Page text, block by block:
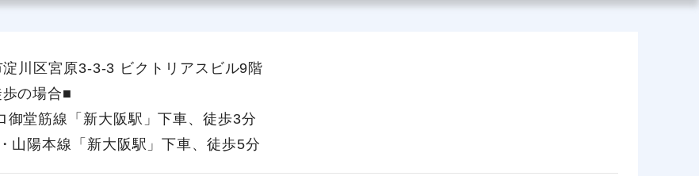
川区宮原3-3-3 ビクトリアスビル9階
の場合■
御堂筋線「新大阪駅」下車、徒歩3分
山陽本線「新大阪駅」下車、徒歩5分